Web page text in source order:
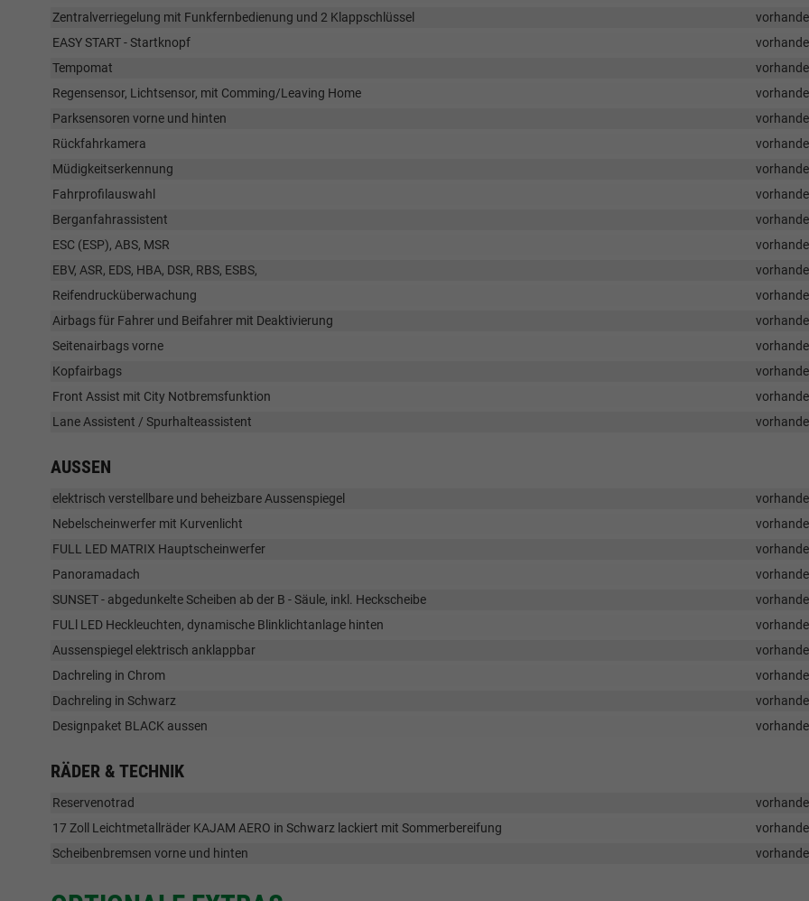
Zentralverriegelung mit Funkfernbedienung und 2 Klappschlüssel
EASY START - Startknopf
Tempomat
Regensensor, Lichtsensor, mit Comming/Leaving Home
Parksensoren vorne und hinten
Rückfahrkamera
Müdigkeitserkennung
Fahrprofilauswahl
Berganfahrassistent
ESC (ESP), ABS, MSR
EBV, ASR, EDS, HBA, DSR, RBS, ESBS,
Reifendrucküberwachung
Airbags für Fahrer und Beifahrer mit Deaktivierung
Seitenairbags vorne
Kopfairbags
Front Assist mit City Notbremsfunktion
Lane Assistent / Spurhalteassistent
AUSSEN
elektrisch verstellbare und beheizbare Aussenspiegel
Nebelscheinwerfer mit Kurvenlicht
FULL LED MATRIX Hauptscheinwerfer
Panoramadach
SUNSET - abgedunkelte Scheiben ab der B - Säule, inkl. Heckscheibe
FULl LED Heckleuchten, dynamische Blinklichtanlage hinten
Aussenspiegel elektrisch anklappbar
Dachreling in Chrom
Dachreling in Schwarz
Designpaket BLACK aussen
RÄDER & TECHNIK
Reservenotrad
17 Zoll Leichtmetallräder KAJAM AERO in Schwarz lackiert mit Sommerbereifung
Scheibenbremsen vorne und hinten